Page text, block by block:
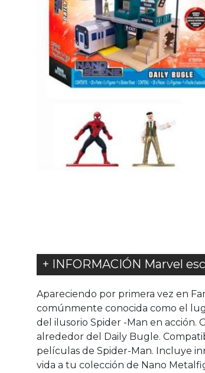
+ INFORMACIÓN Marvel
Apareciendo por primera vez en
comúnmente conocida como el
del ilusorio Spider -Man en acción.
alrededor del Daily Bugle.
películas de Spider-Man. Incluye
vida a tu colección de Nano